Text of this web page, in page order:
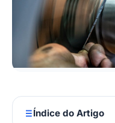
Índice do Artigo